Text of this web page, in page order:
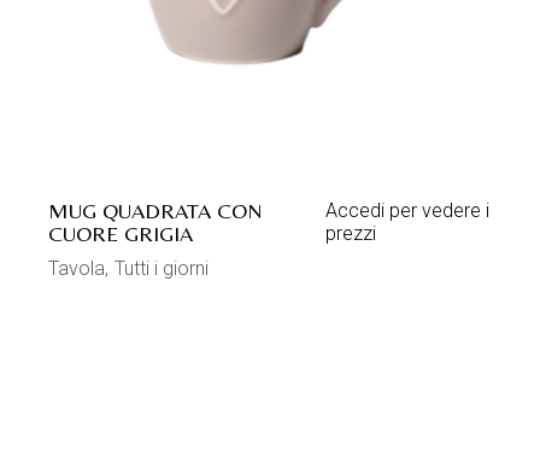
MUG QUADRATA CON
CUORE GRIGIA
Accedi per vedere i
prezzi
Tavola Tutti i giorni